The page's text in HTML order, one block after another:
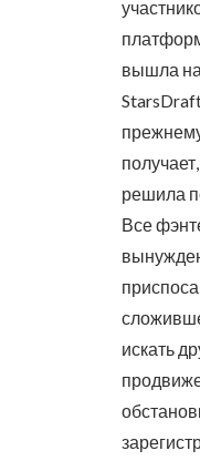
вышла
решила
Все
искать